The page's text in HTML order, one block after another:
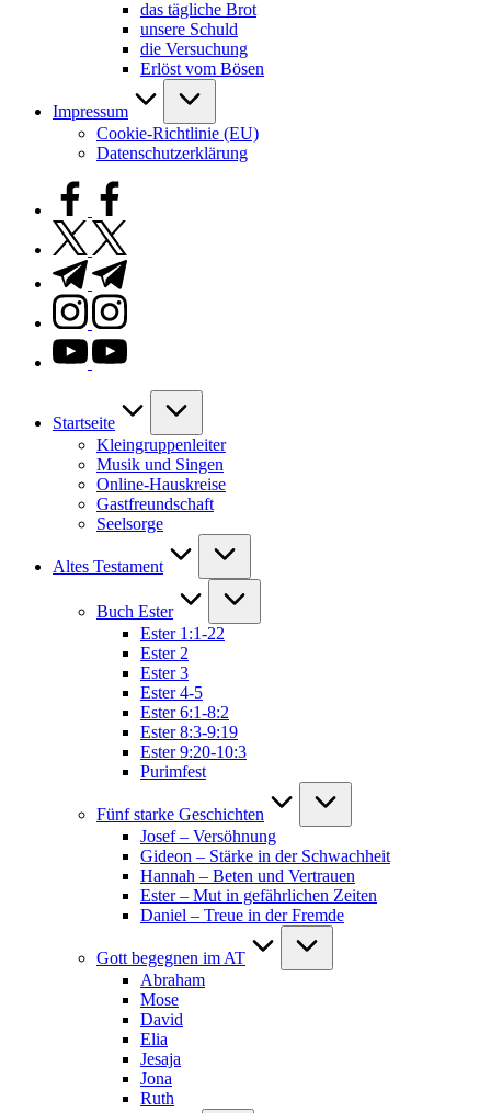
das tägliche Brot
unsere Schuld
die Versuchung
Erlöst vom Bösen
Impressum
Cookie-Richtlinie (EU)
Datenschutzerklärung
facebook.com
twitter.com
t.me
instagram.com
youtube.com
Startseite
Kleingruppenleiter
Musik und Singen
Online-Hauskreise
Gastfreundschaft
Seelsorge
Altes Testament
Buch Ester
Ester 1:1-22
Ester 2
Ester 3
Ester 4-5
Ester 6:1-8:2
Ester 8:3-9:19
Ester 9:20-10:3
Purimfest
Fünf starke Geschichten
Josef – Versöhnung
Gideon – Stärke in der Schwachheit
Hannah – Beten und Vertrauen
Ester – Mut in gefährlichen Zeiten
Daniel – Treue in der Fremde
Gott begegnen im AT
Abraham
Mose
David
Elia
Jesaja
Jona
Ruth